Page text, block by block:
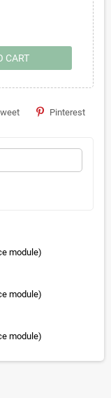
CART
Pinterest
module)
module)
module)